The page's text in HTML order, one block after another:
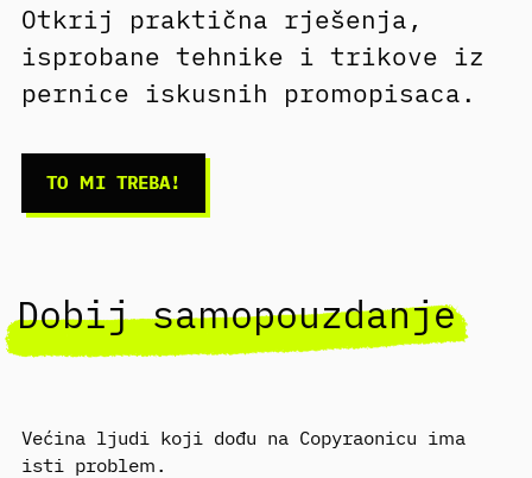
Otkrij praktična rješenja,
isprobane tehnike i trikove iz
pernice iskusnih promopisaca.
TO MI TREBA!
Dobij samopouzdanje
Većina ljudi koji dođu na Copyraonicu ima
isti problem.